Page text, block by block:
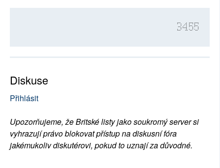
3455
Diskuse
Přihlásit
Upozorňujeme, že Britské listy jako soukromý server si
vyhrazují právo blokovat přístup na diskusní fóra
jakémukoliv diskutérovi, pokud to uznají za důvodné.